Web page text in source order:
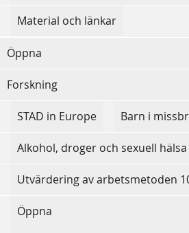
Material och länkar
Öppna
Forskning
STAD in Europe Barn i
Alkohol, droger och sexuell hälsa
Utvärdering av arbetsmetoden
Öppna